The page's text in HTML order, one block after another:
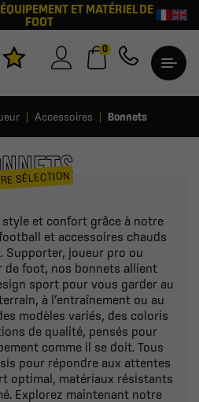
ÉQUIPEMENT ET MATÉRIEL DE
FOOT
0
Accessoires Bonnets
SÉLECTION
style et confort grâce à notre
et accessoires chauds
Supporter, joueur pro ou
de foot, nos bonnets allient
sport pour vous garder au
à l’entraînement ou au
modèles variés, des coloris
de qualité, pensés pour
comme il se doit. Tous
pour répondre aux attentes
optimal, matériaux résistants
Explorez maintenant notre